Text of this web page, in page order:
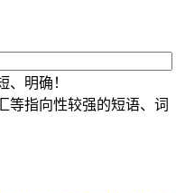
、明确！
等指向性较强的短语、词